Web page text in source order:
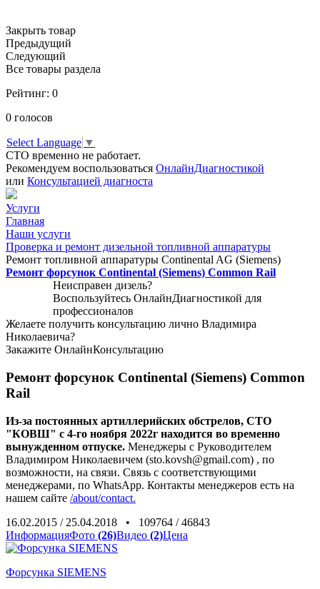
Закрыть товар
Предыдущий
Следующий
Все товары раздела
Рейтинг: 0
0 голосов
Select Language ▼
СТО временно не работает.
Рекомендуем воспользоваться ОнлайнДиагностикой
или Консультацией диагноста
Услуги
Главная
Наши услуги
Проверка и ремонт дизельной топливной аппаратуры
Ремонт топливной аппаратуры Continental AG (Siemens)
Ремонт форсунок Continental (Siemens) Common Rail
Неисправен дизель?
Воспользуйтесь ОнлайнДиагностикой для
профессионалов
Желаете получить консультацию лично Владимира
Николаевича?
Закажите ОнлайнКонсультацию
Ремонт форсунок Continental (Siemens) Common
Rail
Из-за постоянных артиллерийских обстрелов, СТО
"КОВШ" с 4-го ноября 2022г находится во временно
вынужденном отпуске. Менеджеры с Руководителем
Владимиром Николаевичем (sto.kovsh@gmail.com) , по
возможности, на связи. Связь с соответствующими
менеджерами, по WhatsApp. Контакты менеджеров есть на
нашем сайте /about/contact.
16.02.2015 / 25.04.2018 • 109764 /46843
ИнформацияФото (26)Видео (2)Цена
Форсунка SIEMENS